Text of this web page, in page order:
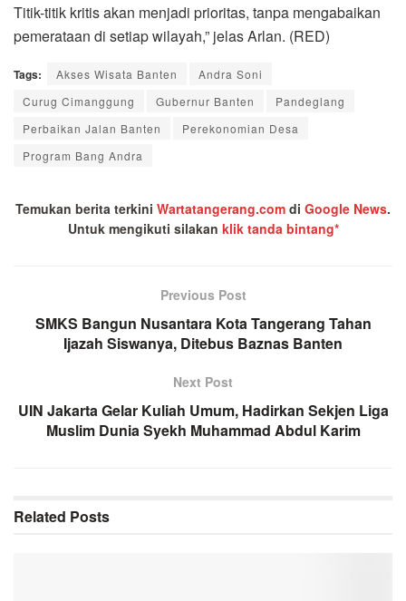
Titik-titik kritis akan menjadi prioritas, tanpa mengabaikan
pemerataan di setiap wilayah,” jelas Arlan. (RED)
Tags: Akses Wisata Banten
Andra Soni
Curug Cimanggung
Gubernur Banten
Pandeglang
Perbaikan Jalan Banten
Perekonomian Desa
Program Bang Andra
Temukan berita terkini Wartatangerang.com di Google News.
Untuk mengikuti silakan klik tanda bintang*
Previous Post
SMKS Bangun Nusantara Kota Tangerang Tahan
Ijazah Siswanya, Ditebus Baznas Banten
Next Post
UIN Jakarta Gelar Kuliah Umum, Hadirkan Sekjen Liga
Muslim Dunia Syekh Muhammad Abdul Karim
Related Posts